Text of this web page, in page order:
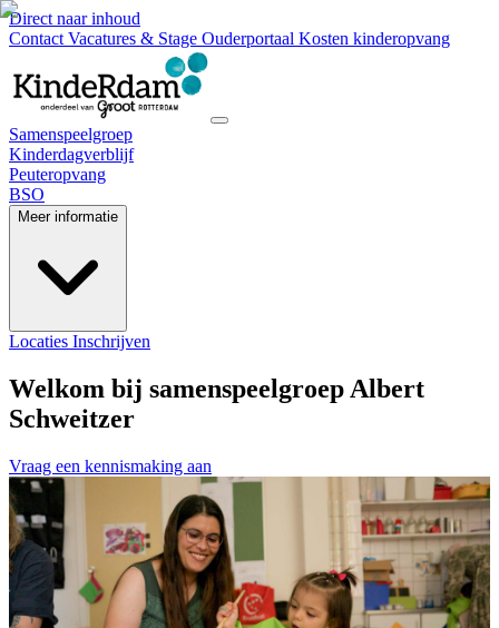
Direct naar inhoud
Contact Vacatures & Stage Ouderportaal Kosten kinderopvang
Samenspeelgroep
Kinderdagverblijf
Peuteropvang
BSO
Meer informatie
Locaties Inschrijven
Welkom bij samenspeelgroep Albert
Schweitzer
Vraag een kennismaking aan